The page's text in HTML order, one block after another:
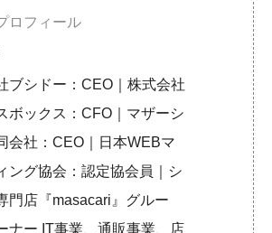
ロフィール
ブシドー：CEO｜株式会社
ボックス：CFO｜マザーシ
会社：CEO｜日本WEBマ
ング協会：認定協会員｜シ
門店『masacari』グルー
ナー IT事業、通販事業、店